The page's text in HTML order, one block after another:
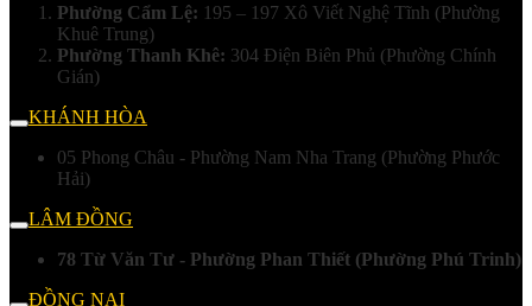
Phường Cẩm Lệ: 195 – 197 Xô Viết Nghệ Tĩnh (Phường
Khuê Trung)
Phường Thanh Khê: 304 Điện Biên Phủ (Phường Chính
Gián)
KHÁNH HÒA
05 Phong Châu - Phường Nam Nha Trang (Phường Phước
Hải)
LÂM ĐỒNG
78 Từ Văn Tư - Phường Phan Thiết (Phường Phú Trinh)
ĐỒNG NAI